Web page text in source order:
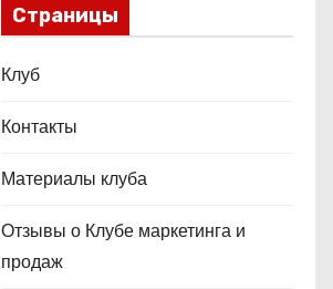
Страницы
Клуб
Контакты
Материалы клуба
Отзывы о Клубе маркетинга и
продаж